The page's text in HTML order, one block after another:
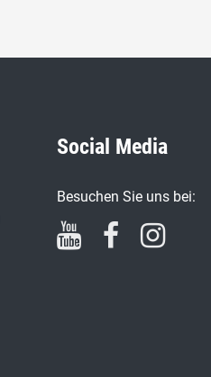
Social Media
Besuchen Sie uns bei: